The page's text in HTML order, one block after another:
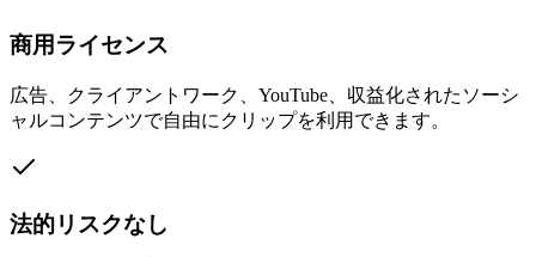
商用ライセンス
広告、クライアントワーク、YouTube、収益化されたソーシ
ャルコンテンツで自由にクリップを利用できます。
法的リスクなし